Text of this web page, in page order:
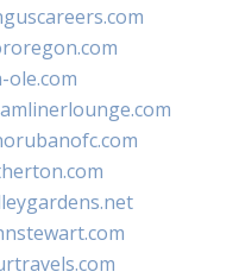
ole.com